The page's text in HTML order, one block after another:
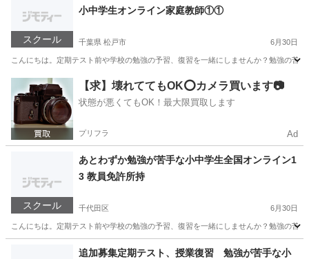
スクール
小中学生オンライン家庭教師①①
千葉県 松戸市 6月30日
こんにちは。定期テスト前や学校の勉強の予習、復習を一緒にしませんか？勉強の
千葉 松戸市 家庭教師 小学生
【求】壊れててもOK⭕️カメラ買います📷
状態が悪くてもOK！最大限買取します
プリフラ Ad
スクール
あとわずか勉強が苦手な小中学生全国オンライン1
3 教員免許所持
千代田区 6月30日
こんにちは。定期テスト前や学校の勉強の予習、復習を一緒にしませんか？勉強の
家庭教師 小学生
追加募集定期テスト、授業復習 勉強が苦手な小